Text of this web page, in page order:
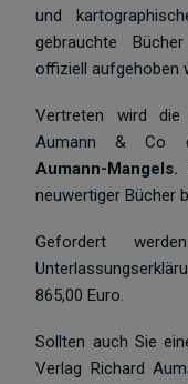
und
gebrauchte
offiziell aufgehoben
Vertreten wird die
Aumann & Co
Aumann-Mangels.
neuwertiger Bücher
Gefordert
865,00 Euro.
Sollten auch Sie
Verlag Richard